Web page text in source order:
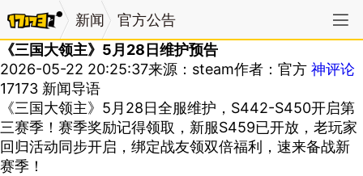
新闻 官方公告
《三国大领主》5月28日维护预告
2026-05-22 20:25:37来源：steam作者：官方 神评论
17173 新闻导语
《三国大领主》5月28日全服维护，S442-S450开启第
三赛季！赛季奖励记得领取，新服S459已开放，老玩家
回归活动同步开启，绑定战友领双倍福利，速来备战新
赛季！